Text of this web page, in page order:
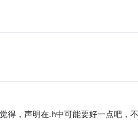
得，声明在.h中可能要好一点吧，